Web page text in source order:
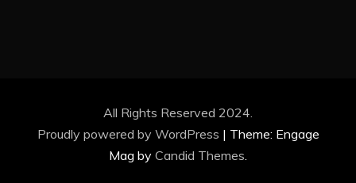
All Rights Reserved 2024.
Proudly powered by WordPress | Theme: Engage
Mag by Candid Themes.